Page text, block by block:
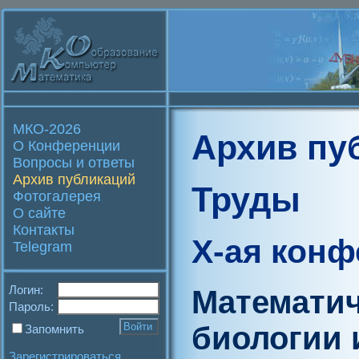
МКО-2026
О Конференции
Вопросы и ответы
Архив публикаций
Фотогалерея
О сайте
Контакты
Telegram
Логин:
Пароль:
Запомнить
Зарегистрироваться
Архив
Труды
X-ая
биологии